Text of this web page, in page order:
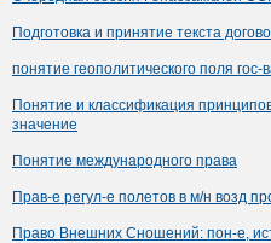
Подготовка и принятие текста
понятие геополитического поля гос-
Понятие и классификация
значение
Понятие международного права
Прав-е регул-е полетов в м/н возд
Право Внешних Сношений: пон-е,